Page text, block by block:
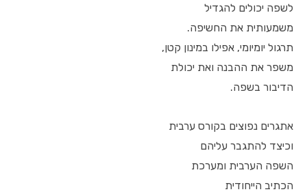
לשפה יכולים להגדיל
משמעותית את החשיפה.
תרגול יומיומי, אפילו במינון קטן,
משפר את ההבנה ואת יכולת
הדיבור בשפה.
אתגרים נפוצים בקורס ערבית
וכיצד להתגבר עליהם
השפה הערבית ומערכת
הכתיב הייחודית